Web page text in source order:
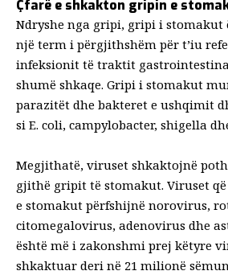
Çfarë e shkakton gripin e
Ndryshe nga gripi, gripi i stomakut
një term i përgjithshëm për t’iu
infeksionit të traktit
shumë shkaqe. Gripi i stomakut
parazitët dhe bakteret e ushqimit
si E. coli, campylobacter, shigella
Megjithatë, viruset shkaktojnë
gjithë gripit të stomakut. Viruset
e stomakut përfshijnë norovirus,
citomegalovirus, adenovirus dhe
është më i zakonshmi prej këtyre
shkaktuar deri në 21 milionë